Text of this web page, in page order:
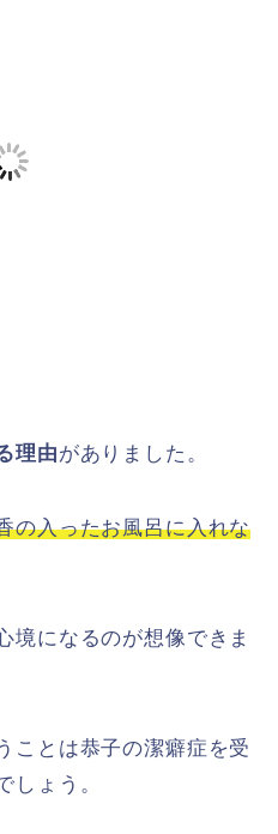
理由がありました。
の入ったお風呂に入れな
境になるのが想像できま
ことは恭子の潔癖症を受
しょう。